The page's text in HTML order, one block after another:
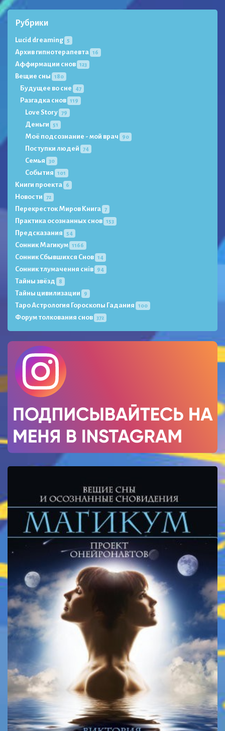
Рубрики
Lucid dreaming 5
Архив гипнотерапевта 16
Аффирмации снов 123
Вещие сны 180
Будущее во сне 47
Разгадка снов 119
Love Story 79
Деньги 51
Моё подсознание - мой врач 90
Поступки людей 74
Семья 30
События 101
Книги проекта 6
Новости 72
Перекресток Миров Книга 7
Практика осознанных снов 153
Предсказания 54
Сонник Магикум 1166
Сонник Сбывшихся Снов 14
Сонник тлумачення снів 94
Тайны звёзд 8
Тайны цивилизации 9
Таро Астрология Гороскопы Гадания 100
Форум толкования снов 372